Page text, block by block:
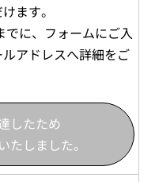
ます。
でに、フォームにご入
アドレスへ詳細をご
したため
たしました。